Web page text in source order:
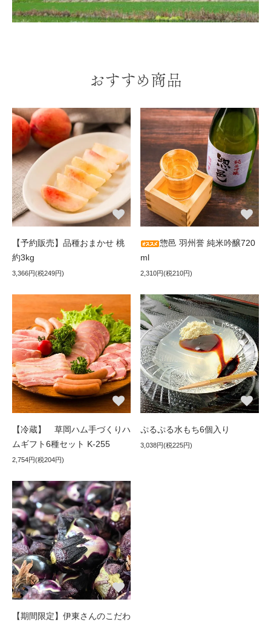
おすすめ商品
【予約販売】品種おまかせ 桃
約3kg
3,366円(税249円)
惣邑 羽州誉 純米吟醸720
ml
2,310円(税210円)
【冷蔵】 草岡ハム手づくりハ
ムギフト6種セット K-255
2,754円(税204円)
ぷるぷる水もち6個入り
3,038円(税225円)
【期間限定】伊東さんのこだわ